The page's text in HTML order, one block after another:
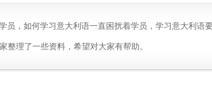
员，如何学习意大利语一直困扰着学员，学习意大利语
整理了一些资料，希望对大家有帮助。